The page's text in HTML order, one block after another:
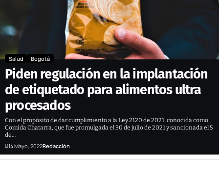
Salud Bogotá
Piden regulación en la implantación
de etiquetado para alimentos ultra
procesados
Con el propósito de dar cumplimiento a la Ley 2120 de 2021, conocida como
Comida Chatarra, que fue promulgada el 30 de julio de 2021 y sancionada el 5
de…
14 Mayo, 2022Redacción